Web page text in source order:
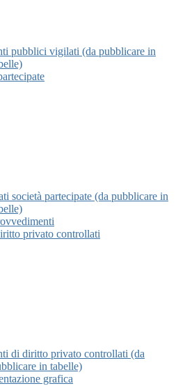
pubblici vigilati (da pubblicare in
società partecipate (da pubblicare in
privato controllati
di diritto privato controllati (da
in tabelle)
grafica